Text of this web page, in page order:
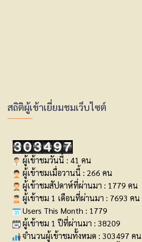
สถิติผู้เข้าเยี่ยมชมเว็บไซต์
ผู้เข้าชมวันนี้ : 41 คน
ผู้เข้าชมเมื่อวานนี้ : 266 คน
ผู้เข้าชมสัปดาห์ที่ผ่านมา : 1779 คน
ผู้เข้าชม 1 เดือนที่ผ่านมา : 7693 คน
Users This Month : 1779
ผู้เข้าชม 1 ปีที่ผ่านมา : 38209
จำนวนผู้เข้าชมทั้งหมด : 303497 คน